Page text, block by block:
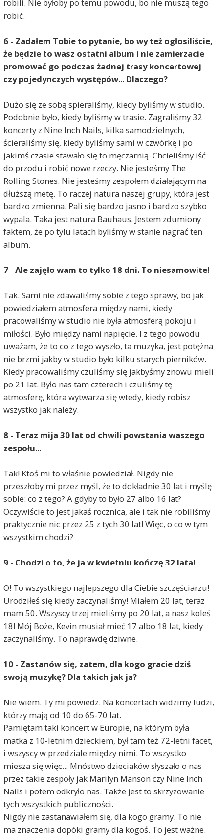
robili. Nie byłoby po temu powodu, bo nie muszą tego
robić.
6 - Zadałem Tobie to pytanie, bo wy też ogłosiliście,
że będzie to wasz ostatni album i nie zamierzacie
promować go podczas żadnej trasy koncertowej
czy pojedynczych występów... Dlaczego?
Dużo się ze sobą spieraliśmy, kiedy byliśmy w studio.
Podobnie było, kiedy byliśmy w trasie. Zagraliśmy 32
koncerty z Nine Inch Nails, kilka samodzielnych,
ścieraliśmy się, kiedy byliśmy sami w czwórkę i po
jakimś czasie stawało się to męczarnią. Chcieliśmy iść
do przodu i robić nowe rzeczy. Nie jesteśmy The
Rolling Stones. Nie jesteśmy zespołem działającym na
dłuższą metę. To raczej natura naszej grupy, która jest
bardzo zmienna. Pali się bardzo jasno i bardzo szybko
wypala. Taka jest natura Bauhaus. Jestem zdumiony
faktem, że po tylu latach byliśmy w stanie nagrać ten
album.
7 - Ale zajęło wam to tylko 18 dni. To niesamowite!
Tak. Sami nie zdawaliśmy sobie z tego sprawy, bo jak
powiedziałem atmosfera między nami, kiedy
pracowaliśmy w studio nie była atmosferą pokoju i
miłości. Było między nami napięcie. I z tego powodu
uważam, że to co z tego wyszło, ta muzyka, jest potężna
nie brzmi jakby w studio było kilku starych pierników.
Kiedy pracowaliśmy czuliśmy się jakbyśmy znowu mieli
po 21 lat. Było nas tam czterech i czuliśmy tę
atmosferę, która wytwarza się wtedy, kiedy robisz
wszystko jak należy.
8 - Teraz mija 30 lat od chwili powstania waszego
zespołu...
Tak! Ktoś mi to właśnie powiedział. Nigdy nie
przeszłoby mi przez myśl, że to dokładnie 30 lat i myślę
sobie: co z tego? A gdyby to było 27 albo 16 lat?
Oczywiście to jest jakaś rocznica, ale i tak nie robiliśmy
praktycznie nic przez 25 z tych 30 lat! Więc, o co w tym
wszystkim chodzi?
9 - Chodzi o to, że ja w kwietniu kończę 32 lata!
O! To wszystkiego najlepszego dla Ciebie szczęściarzu!
Urodziłeś się kiedy zaczynaliśmy! Miałem 20 lat, teraz
mam 50. Wszyscy trzej mieliśmy po 20 lat, a nasz koleś
18! Mój Boże, Kevin musiał mieć 17 albo 18 lat, kiedy
zaczynaliśmy. To naprawdę dziwne.
10 - Zastanów się, zatem, dla kogo gracie dziś
swoją muzykę? Dla takich jak ja?
Nie wiem. Ty mi powiedz. Na koncertach widzimy ludzi,
którzy mają od 10 do 65-70 lat.
Pamiętam taki koncert w Europie, na którym była
matka z 10-letnim dzieckiem, był tam też 72-letni facet,
i wszyscy w przedziale między nimi. To wszystko
miesza się więc... Mnóstwo dzieciaków słyszało o nas
przez takie zespoły jak Marilyn Manson czy Nine Inch
Nails i potem odkryło nas. Także jest to skrzyżowanie
tych wszystkich publiczności.
Nigdy nie zastanawiałem się, dla kogo gramy. To nie
ma znaczenia dopóki gramy dla kogoś. To jest ważne.